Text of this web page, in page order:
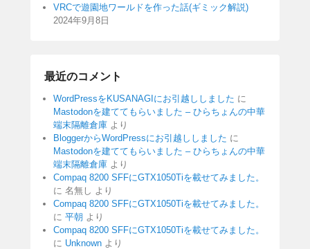
VRCで遊園地ワールドを作った話(ギミック解説)
2024年9月8日
最近のコメント
WordPressをKUSANAGIにお引越ししました に
Mastodonを建ててもらいました – ひらちょんの中華
端末隔離倉庫 より
BloggerからWordPressにお引越ししました に
Mastodonを建ててもらいました – ひらちょんの中華
端末隔離倉庫 より
Compaq 8200 SFFにGTX1050Tiを載せてみました。
に 名無し より
Compaq 8200 SFFにGTX1050Tiを載せてみました。
に 平朝 より
Compaq 8200 SFFにGTX1050Tiを載せてみました。
に Unknown より